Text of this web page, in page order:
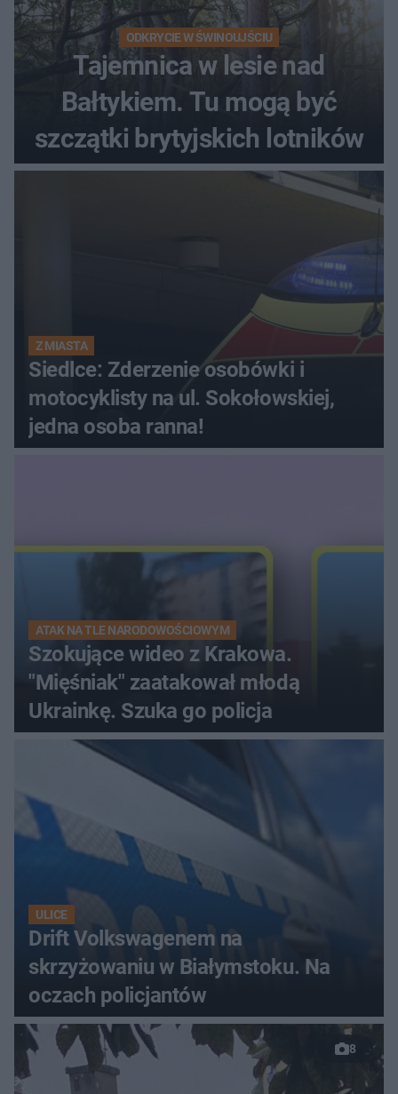
ODKRYCIE W ŚWINOUJŚCIU
Tajemnica w lesie nad
Bałtykiem. Tu mogą być
szczątki brytyjskich lotników
Z MIASTA
Siedlce: Zderzenie osobówki i
motocyklisty na ul. Sokołowskiej,
jedna osoba ranna!
ATAK NA TLE NARODOWOŚCIOWYM
Szokujące wideo z Krakowa.
"Mięśniak" zaatakował młodą
Ukrainkę. Szuka go policja
ULICE
Drift Volkswagenem na
skrzyżowaniu w Białymstoku. Na
oczach policjantów
8